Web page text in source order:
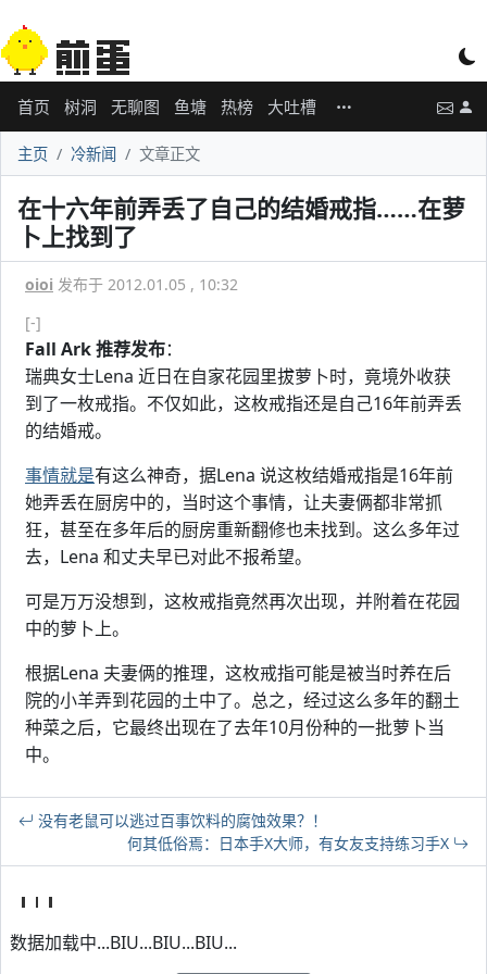
首页 树洞 无聊图 鱼塘 热榜 大吐槽
主页 冷新闻 文章正文
在十六年前弄丢了自己的结婚戒指……在萝
卜上找到了
oioi 发布于 2012.01.05 , 10:32
[-]
Fall Ark 推荐发布：
瑞典女士Lena 近日在自家花园里拔萝卜时，竟境外收获
到了一枚戒指。不仅如此，这枚戒指还是自己16年前弄丢
的结婚戒。
事情就是有这么神奇，据Lena 说这枚结婚戒指是16年前
她弄丢在厨房中的，当时这个事情，让夫妻俩都非常抓
狂，甚至在多年后的厨房重新翻修也未找到。这么多年过
去，Lena 和丈夫早已对此不报希望。
可是万万没想到，这枚戒指竟然再次出现，并附着在花园
中的萝卜上。
根据Lena 夫妻俩的推理，这枚戒指可能是被当时养在后
院的小羊弄到花园的土中了。总之，经过这么多年的翻土
种菜之后，它最终出现在了去年10月份种的一批萝卜当
中。
没有老鼠可以逃过百事饮料的腐蚀效果？！
何其低俗焉：日本手X大师，有女友支持练习手X
数据加载中...BIU...BIU...BIU...